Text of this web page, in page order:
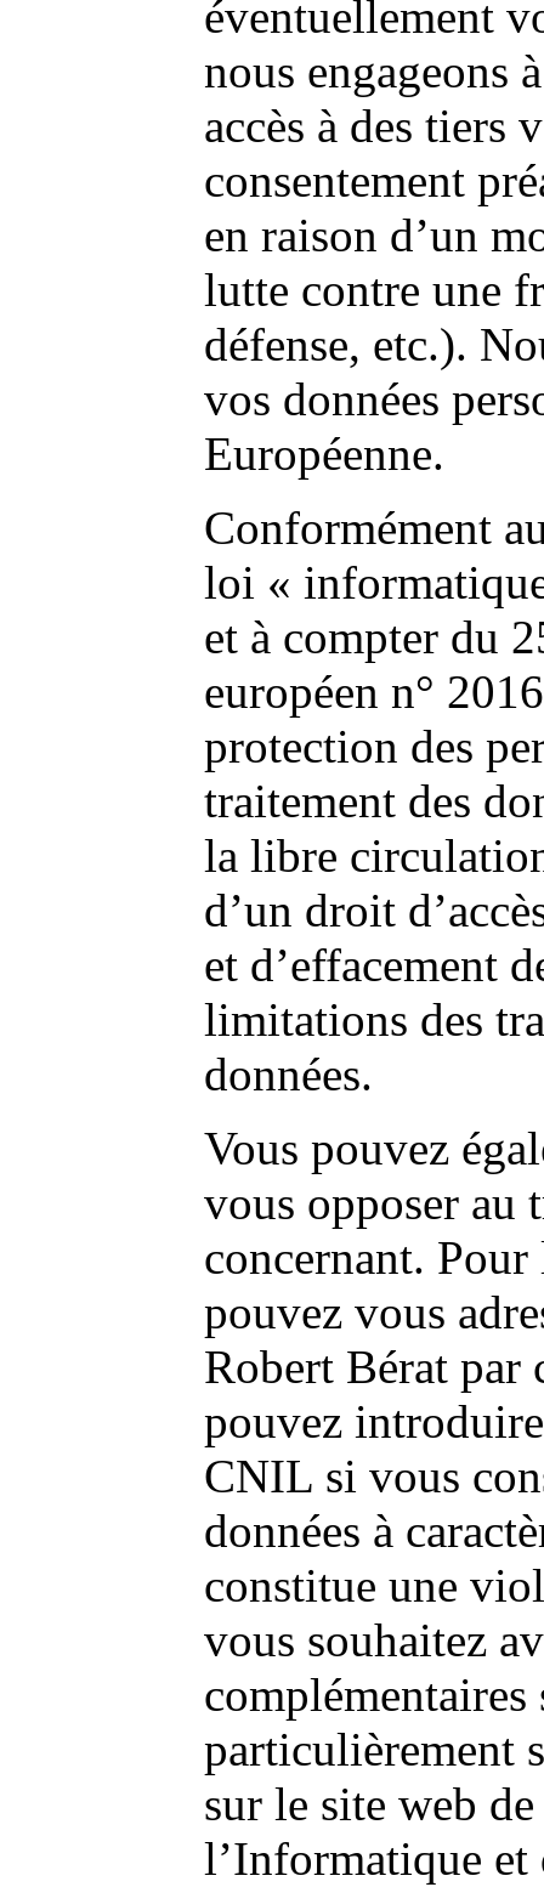
éventuellement
nous engageons
accès à des tiers
consentement
en raison d’un
lutte contre une
défense, etc.).
vos données
Européenne.
Conformément
loi «
et à compter du
européen n°
protection des
traitement des
la libre
d’un droit
et d’effacement
limitations des
données.
Vous pouvez
vous opposer au
concernant.
pouvez vous
Robert Bérat par
pouvez
CNIL si vous
données à
constitue une
vous souhaitez
particulièrement
sur le site web
l’Informatique et